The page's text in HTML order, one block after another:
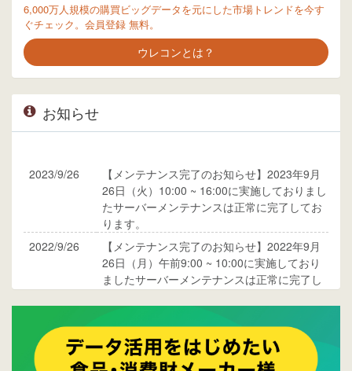
6,000万人規模の購買ビッグデータを元にした市場トレンドを今す
ぐチェック。会員登録 無料。
ウレコンとは？
お知らせ
2023/9/26
【メンテナンス完了のお知らせ】2023年9月
26日（火）10:00 ~ 16:00に実施しておりまし
たサーバーメンテナンスは正常に完了してお
ります。
2022/9/26
【メンテナンス完了のお知らせ】2022年9月
26日（月）午前9:00 ~ 10:00に実施しており
ましたサーバーメンテナンスは正常に完了し
ご覧ください。
2015/10/19
ウレコンのサイト機能を大幅バージョンアッ